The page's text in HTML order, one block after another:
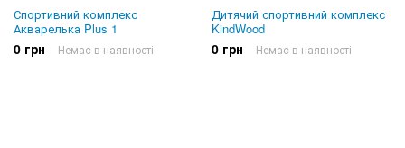
Спортивний комплекс
Акварелька Plus 1
0 грн Немає в наявності
Дитячий спортивний комплекс
KindWood
0 грн Немає в наявності